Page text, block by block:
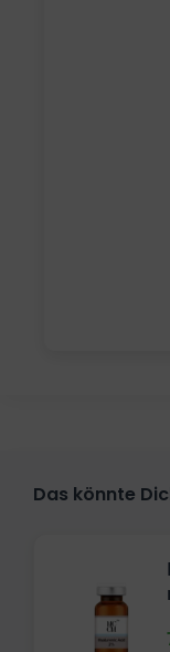
Das könnte